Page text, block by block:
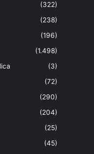
(322)
(238)
(196)
(1.498)
(3)
(72)
(290)
(204)
(25)
(45)